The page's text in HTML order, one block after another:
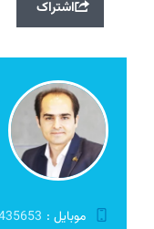
اشتراک
موبایل :